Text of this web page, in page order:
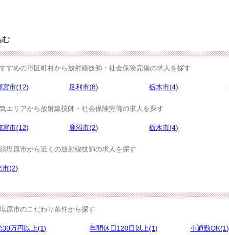
む
すめの市区町村から放射線技師・社会保険完備の求人を探す
宮市(12) 足利市(8) 栃木市(4)
エリアから放射線技師・社会保険完備の求人を探す
宮市(12) 鹿沼市(2) 栃木市(4)
塩原市から近くの放射線技師の求人を探す
市(2)
原市のこだわり条件から探す
30万円以上(1) 年間休日120日以上(1) 車通勤OK(1)